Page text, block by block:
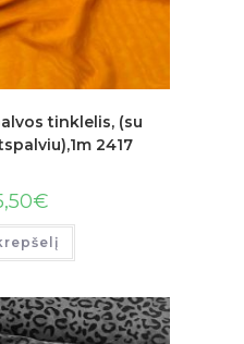
tinklelis, (su
2417
€